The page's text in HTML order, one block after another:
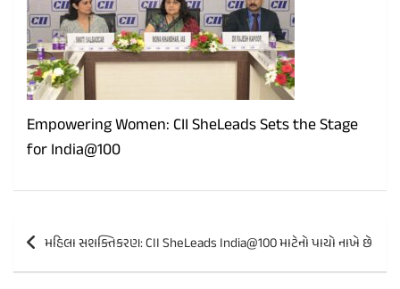
Empowering Women: CII SheLeads Sets the Stage
for India@100
Post
navigation
મહિલા સશક્તિકરણ: CII SheLeads India@100 માટેનો પાયો નાખે છે